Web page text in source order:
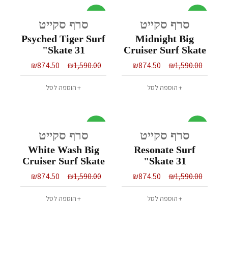
סרף סקייט
Midnight Big
Cruiser Surf Skate
32"
₪1,590.00
₪874.50
הוספה לסל
סרף סקייט
Psyched Tiger Surf
Skate 31"
₪1,590.00
₪874.50
הוספה לסל
סרף סקייט
Resonate Surf
Skate 31"
₪1,590.00
₪874.50
הוספה לסל
סרף סקייט
White Wash Big
Cruiser Surf Skate
32"
₪1,590.00
₪874.50
הוספה לסל